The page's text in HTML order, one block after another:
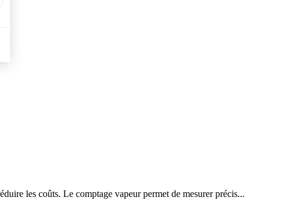
les coûts. Le comptage vapeur permet de mesurer précis...